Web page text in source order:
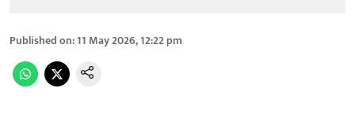
Published on:11 May 2026, 12:22 pm